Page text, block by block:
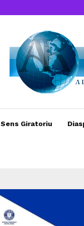
Sens Giratoriu